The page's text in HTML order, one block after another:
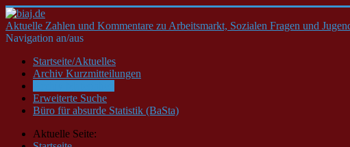
Aktuelle Zahlen und Kommentare zu Arbeitsmarkt, Sozialen Fragen und
Navigation an/aus
Startseite/Aktuelles
Archiv Kurzmitteilungen
Erweiterte Suche
Büro für absurde Statistik (BaSta)
Aktuelle Seite: